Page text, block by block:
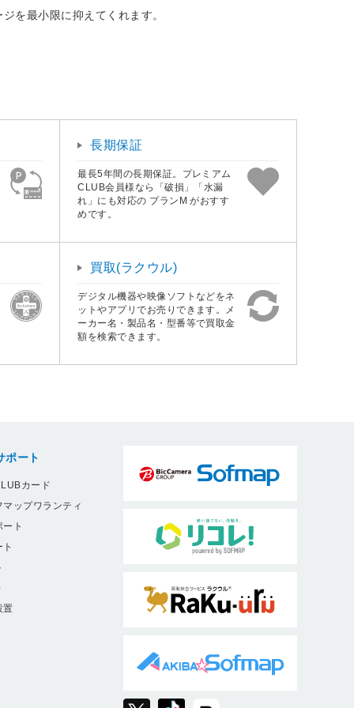
を最小限に抑えてくれます。
長期保証
最長5年間の長期保証。プレミアム
CLUB会員様なら「破損」「水漏
れ」にも対応の プランM がおすす
めです。
買取(ラクウル)
デジタル機器や映像ソフトなどをネ
ットやアプリでお売りできます。メ
ーカー名・製品名・型番等で買取金
額を検索できます。
ポート
カード
ップワランティ
ト
置